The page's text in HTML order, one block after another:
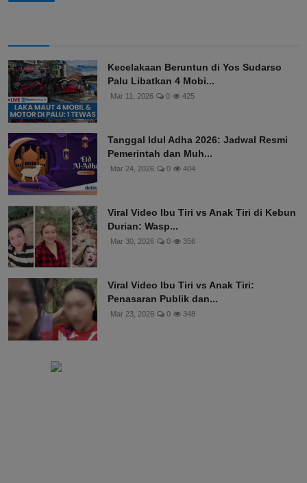
Kecelakaan Beruntun di Yos Sudarso
Palu Libatkan 4 Mobi...
Mar 11, 2026 0 425
Tanggal Idul Adha 2026: Jadwal Resmi
Pemerintah dan Muh...
Mar 24, 2026 0 404
Viral Video Ibu Tiri vs Anak Tiri di Kebun
Durian: Wasp...
Mar 30, 2026 0 356
Viral Video Ibu Tiri vs Anak Tiri:
Penasaran Publik dan...
Mar 23, 2026 0 348